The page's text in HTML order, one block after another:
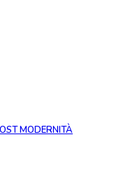
MODERNITÀ